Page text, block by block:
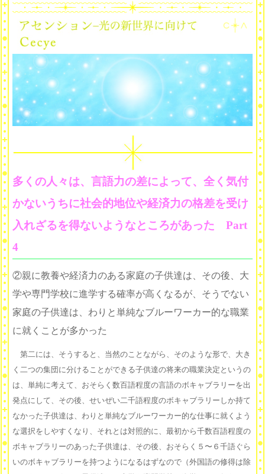
多くの人々は、言語力の差によって、全く気付
かないうちに社会的地位や経済力の格差を受け
入れざるを得ないようなところがあった Part
4
②親に教養や経済力のある家庭の子供達は、その後、大
学や専門学校に進学する確率が高くなるが、そうでない
家庭の子供達は、わりと単純なブルーワーカー的な職業
に就くことが多かった
第二には、そうすると、当然のことながら、そのような形で、大き
く二つの集団に分けることができる子供達の将来の職業決定というの
は、単純に考えて、おそらく数百語程度の言語のボキャブラリーを出
発点にして、その後、せいぜい二千語程度のボキャブラリーしか持て
なかった子供達は、わりと単純なブルーワーカー的な仕事に就くよう
な選択をしやすくなり、それとは対照的に、最初から千数百語程度の
ボキャブラリーのあった子供達は、その後、おそらく５〜６千語ぐら
いのボキャブラリーを持つようになるはずなので（外国語の修得は除